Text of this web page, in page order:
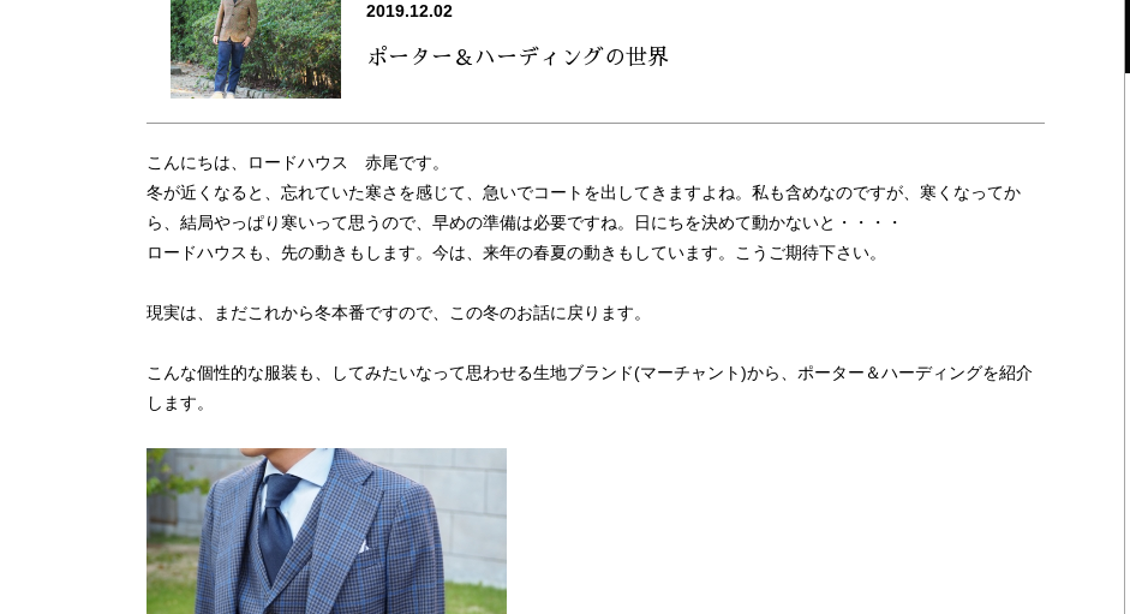
2019.12.02
ポーター＆ハーディングの世界
こんにちは、ロードハウス 赤尾です。
冬が近くなると、忘れていた寒さを感じて、急いでコートを出してきますよね。私も含めなのですが、寒くなってか
ら、結局やっぱり寒いって思うので、早めの準備は必要ですね。日にちを決めて動かないと・・・・
ロードハウスも、先の動きもします。今は、来年の春夏の動きもしています。こうご期待下さい。
現実は、まだこれから冬本番ですので、この冬のお話に戻ります。
こんな個性的な服装も、してみたいなって思わせる生地ブランド(マーチャント)から、ポーター＆ハーディングを紹介
します。